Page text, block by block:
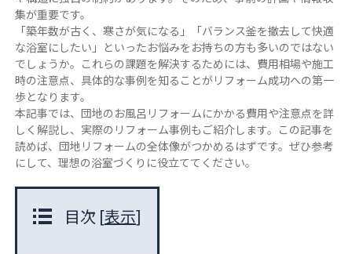
集が重要です。
「築年数が古く、寒さが気になる」「バランス釜を撤去して快適
な浴室にしたい」といったお悩みをお持ちの方も多いのではない
でしょうか。これらの課題を解決するためには、費用相場や施工
時の注意点、具体的な事例を知ることがリフォーム成功への第一
歩となります。
本記事では、団地のお風呂リフォームにかかる費用や注意点を詳
しく解説し、実際のリフォーム事例もご紹介します。この記事を
読めば、団地リフォームの全体像がつかめるはずです。ぜひ参考
にして、理想の浴室づくりに役立ててください。
目次 [表示]